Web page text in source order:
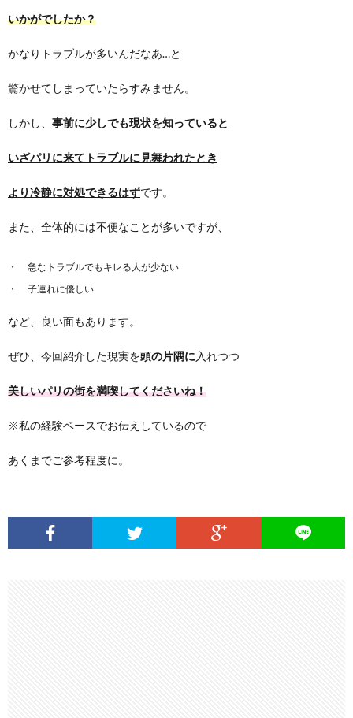
いかがでしたか？
かなりトラブルが多いんだなあ…と
驚かせてしまっていたらすみません。
しかし、 事前に少しでも現状を知っていると
いざパリに来てトラブルに見舞われたとき
より冷静に対処できるはずです。
また、全体的には不便なことが多いですが、
急なトラブルでもキレる人が少ない
子連れに優しい
など、良い面もあります。
ぜひ、今回紹介した現実を頭の片隅に 入れつつ
美しいパリの街を満喫してくださいね！
※私の経験ベースでお伝えしているので
あくまでご参考程度に。